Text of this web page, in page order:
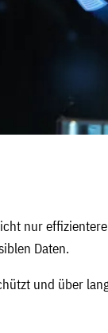
nur effizientere
Daten.
und über